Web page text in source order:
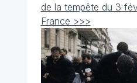
de la tempête du 3
France >>>